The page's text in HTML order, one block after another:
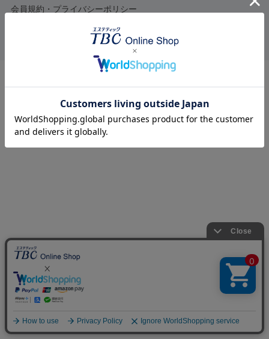
会員規約・プライバシーポリシー
特定商取引法に基づく表示
©TBC GROUP CO.,LTD